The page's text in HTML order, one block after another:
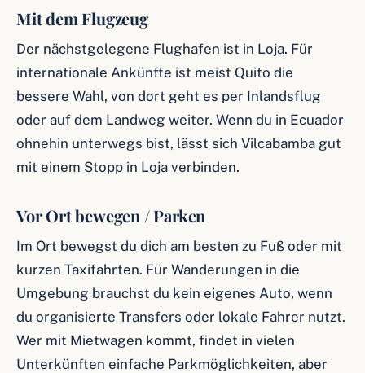
Mit dem Flugzeug
Der nächstgelegene Flughafen ist in Loja. Für
internationale Ankünfte ist meist Quito die
bessere Wahl, von dort geht es per Inlandsflug
oder auf dem Landweg weiter. Wenn du in Ecuador
ohnehin unterwegs bist, lässt sich Vilcabamba gut
mit einem Stopp in Loja verbinden.
Vor Ort bewegen / Parken
Im Ort bewegst du dich am besten zu Fuß oder mit
kurzen Taxifahrten. Für Wanderungen in die
Umgebung brauchst du kein eigenes Auto, wenn
du organisierte Transfers oder lokale Fahrer nutzt.
Wer mit Mietwagen kommt, findet in vielen
Unterkünften einfache Parkmöglichkeiten, aber